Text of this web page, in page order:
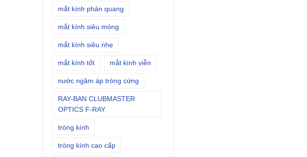
mắt kính phản quang
mắt kính siêu mỏng
mắt kính siêu nhẹ
mắt kính tốt mắt kính viễn
nước ngâm áp tròng cứng
RAY-BAN CLUBMASTER
OPTICS F-RAY
tròng kính
tròng kính cao cấp